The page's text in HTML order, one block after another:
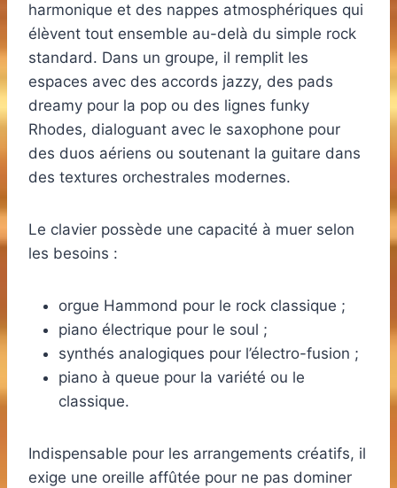
harmonique et des nappes atmosphériques qui
élèvent tout ensemble au-delà du simple rock
standard. Dans un groupe, il remplit les
espaces avec des accords jazzy, des pads
dreamy pour la pop ou des lignes funky
Rhodes, dialoguant avec le saxophone pour
des duos aériens ou soutenant la guitare dans
des textures orchestrales modernes.
Le clavier possède une capacité à muer selon
les besoins :
orgue Hammond pour le rock classique ;
piano électrique pour le soul ;
synthés analogiques pour l’électro-fusion ;
piano à queue pour la variété ou le
classique.
Indispensable pour les arrangements créatifs, il
exige une oreille affûtée pour ne pas dominer